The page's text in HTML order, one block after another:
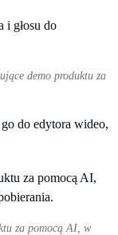
demo produktu za
do edytora wideo,
za pomocą AI, w